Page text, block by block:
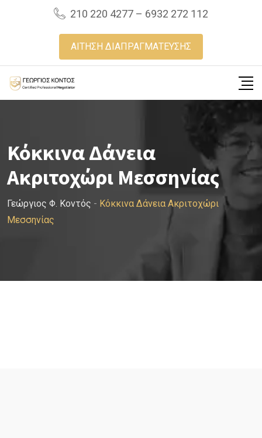
210 220 4277 – 6932 272 112
ΑΙΤΗΣΗ ΔΙΑΠΡΑΓΜΑΤΕΥΣΗΣ
Κόκκινα Δάνεια
Ακριτοχώρι Μεσσηνίας
Γεώργιος Φ. Κοντός - Κόκκινα Δάνεια Ακριτοχώρι
Μεσσηνίας